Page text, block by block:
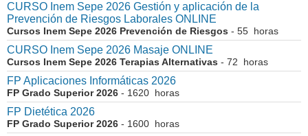
CURSO Inem Sepe 2026 Gestión y aplicación de la
Prevención de Riesgos Laborales ONLINE
Cursos Inem Sepe 2026 Prevención de Riesgos - 55 horas
CURSO Inem Sepe 2026 Masaje ONLINE
Cursos Inem Sepe 2026 Terapias Alternativas - 72 horas
FP Aplicaciones Informáticas 2026
FP Grado Superior 2026 - 1620 horas
FP Dietética 2026
FP Grado Superior 2026 - 1600 horas